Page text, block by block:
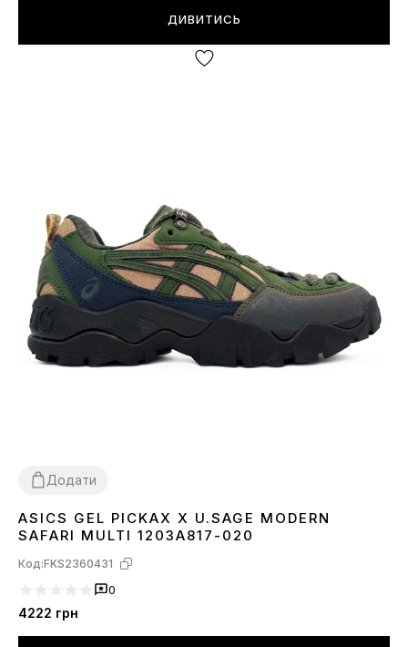
ДИВИТИСЬ
Додати
40 4142 4344 45
ASICS GEL PICKAX X U.SAGE MODERN
SAFARI MULTI 1203A817-020
Код:FKS2360431
0
4222 грн